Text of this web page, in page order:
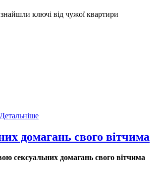
ключі від чужої квартири
Детальніше
домагань свого вітчима
сексуальних домагань свого вітчима